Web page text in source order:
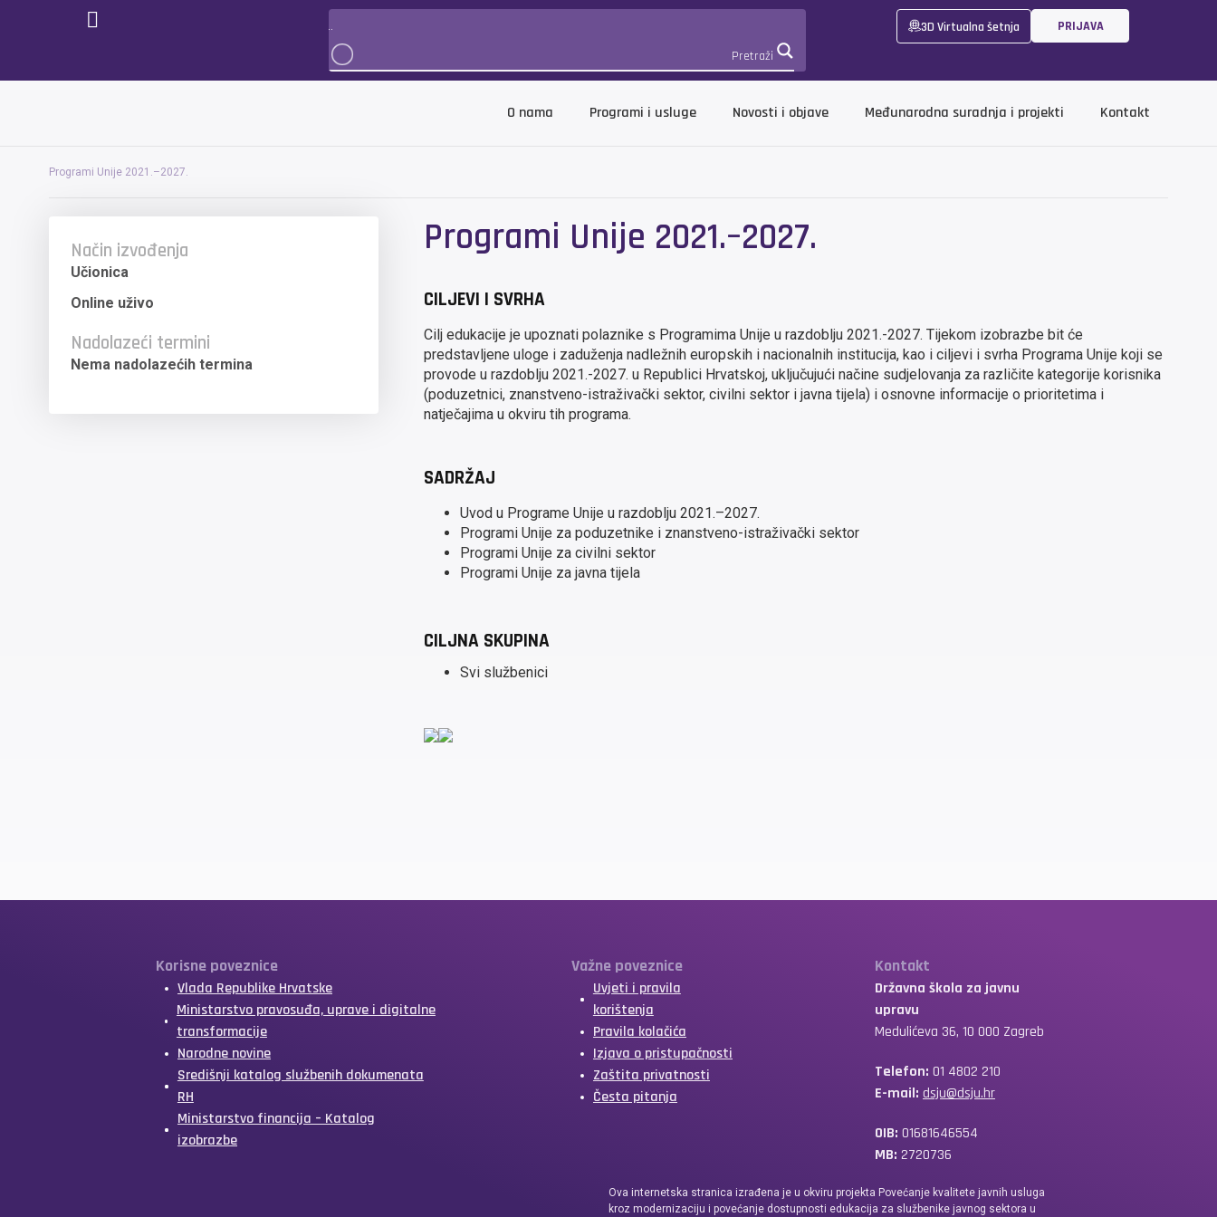
Pretraži
3D Virtualna šetnja PRIJAVA
O nama Programi i usluge Novosti i objave Međunarodna suradnja i projekti Kontakt
Programi Unije 2021.–2027.
Način izvođenja
Učionica
Online uživo
Nadolazeći termini
Nema nadolazećih termina
Programi Unije 2021.–2027.
CILJEVI I SVRHA
Cilj edukacije je upoznati polaznike s Programima Unije u razdoblju 2021.-2027. Tijekom izobrazbe bit će
predstavljene uloge i zaduženja nadležnih europskih i nacionalnih institucija, kao i ciljevi i svrha Programa Unije koji se
provode u razdoblju 2021.-2027. u Republici Hrvatskoj, uključujući načine sudjelovanja za različite kategorije korisnika
(poduzetnici, znanstveno-istraživački sektor, civilni sektor i javna tijela) i osnovne informacije o prioritetima i
natječajima u okviru tih programa.
SADRŽAJ
Uvod u Programe Unije u razdoblju 2021.–2027.
Programi Unije za poduzetnike i znanstveno-istraživački sektor
Programi Unije za civilni sektor
Programi Unije za javna tijela
CILJNA SKUPINA
Svi službenici
Korisne poveznice
Vlada Republike Hrvatske
Ministarstvo pravosuđa, uprave i digitalne
transformacije
Narodne novine
Središnji katalog službenih dokumenata
RH
Ministarstvo financija – Katalog
izobrazbe
Važne poveznice
Uvjeti i pravila
korištenja
Pravila kolačića
Izjava o pristupačnosti
Zaštita privatnosti
Česta pitanja
Kontakt
Državna škola za javnu
upravu
Medulićeva 36, 10 000 Zagreb
Telefon: 01 4802 210
E-mail: dsju@dsju.hr
OIB: 01681646554
MB: 2720736
Ova internetska stranica izrađena je u okviru projekta Povećanje kvalitete javnih usluga
kroz modernizaciju i povećanje dostupnosti edukacija za službenike javnog sektora u